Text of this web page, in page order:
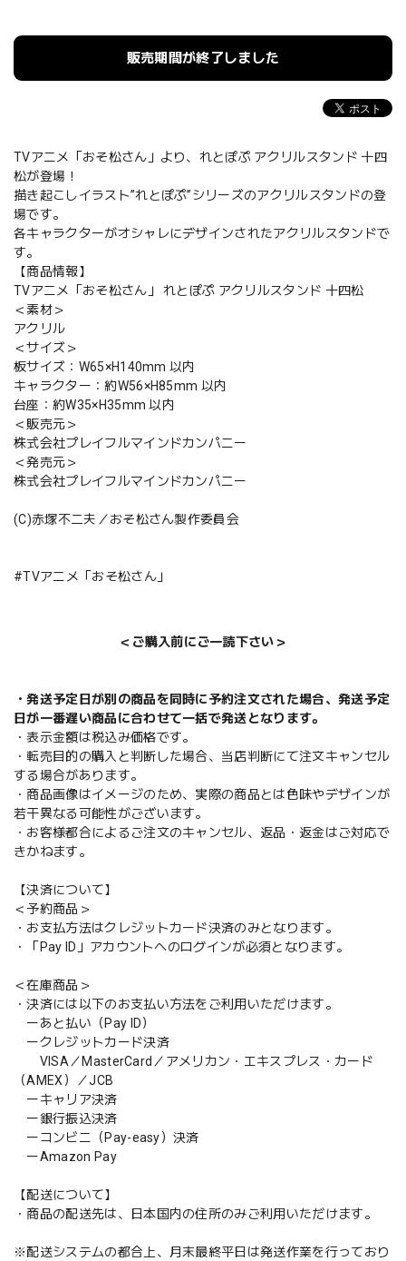
販売期間が終了しました
TVアニメ「おそ松さん」より、れとぽぷ アクリルスタンド 十四
松が登場！
描き起こしイラスト”れとぽぷ”シリーズのアクリルスタンドの登
場です。
各キャラクターがオシャレにデザインされたアクリルスタンドで
す。
【商品情報】
TVアニメ「おそ松さん」 れとぽぷ アクリルスタンド 十四松
＜素材＞
アクリル
＜サイズ＞
板サイズ：W65×H140mm 以内
キャラクター：約W56×H85mm 以内
台座：約W35×H35mm 以内
＜販売元＞
株式会社プレイフルマインドカンパニー
＜発売元＞
株式会社プレイフルマインドカンパニー
(C)赤塚不二夫／おそ松さん製作委員会
#TVアニメ「おそ松さん」
＜ご購入前にご一読下さい＞
・発送予定日が別の商品を同時に予約注文された場合、発送予定
日が一番遅い商品に合わせて一括で発送となります。
・表示金額は税込み価格です。
・転売目的の購入と判断した場合、当店判断にて注文キャンセル
する場合があります。
・商品画像はイメージのため、実際の商品とは色味やデザインが
若干異なる可能性がございます。
・お客様都合によるご注文のキャンセル、返品・返金はご対応で
きかねます。
【決済について】
＜予約商品＞
・お支払方法はクレジットカード決済のみとなります。
・「Pay ID」アカウントへのログインが必須となります。
＜在庫商品＞
・決済には以下のお支払い方法をご利用いただけます。
ーあと払い（Pay ID）
ークレジットカード決済
VISA／MasterCard／アメリカン・エキスプレス・カード
（AMEX）／JCB
ーキャリア決済
ー銀行振込決済
ーコンビニ（Pay-easy）決済
ーAmazon Pay
【配送について】
・商品の配送先は、日本国内の住所のみご利用いただけます。
※配送システムの都合上、月末最終平日は発送作業を行っており